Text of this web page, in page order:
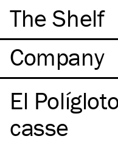
The Shelf
Company
El
casse